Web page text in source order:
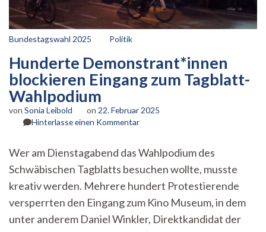
Bundestagswahl 2025 Politik
Hunderte Demonstrant*innen
blockieren Eingang zum Tagblatt-
Wahlpodium
von Sonia Leibold on 22. Februar 2025
Hinterlasse einen Kommentarzu
blockieren
Eingang
zum
Tagblatt-
Wahlpodium
Wer am Dienstagabend das Wahlpodium des
Schwäbischen Tagblatts besuchen wollte, musste
kreativ werden. Mehrere hundert Protestierende
versperrten den Eingang zum Kino Museum, in dem
unter anderem Daniel Winkler, Direktkandidat der